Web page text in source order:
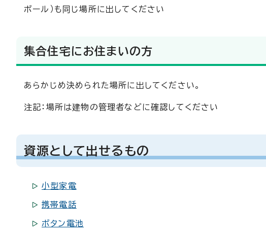
ボール）も同じ場所に出してください
集合住宅にお住まいの方
あらかじめ決められた場所に出してください。
注記：場所は建物の管理者などに確認してください
資源として出せるもの
小型家電
携帯電話
ボタン電池